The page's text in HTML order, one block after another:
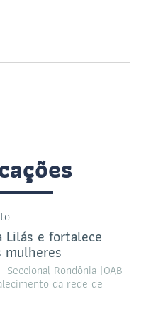
Lilás e fortalece
mulheres
Rondônia (OAB
da rede de